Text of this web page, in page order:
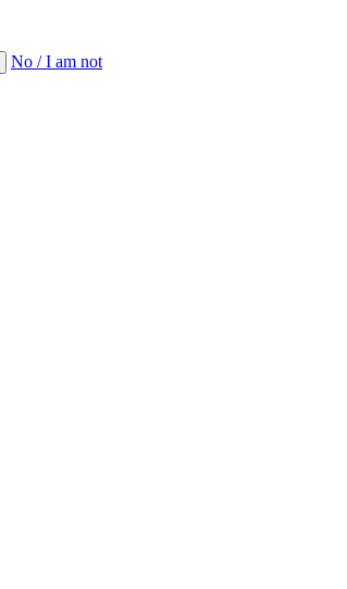
No / I am not